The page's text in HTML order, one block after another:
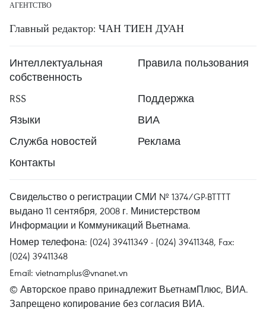
АГЕНТСТВО
Главный редактор: ЧАН ТИЕН ДУАН
Интеллектуальная
собственность
Правила пользования
RSS
Поддержка
Языки
ВИА
Служба новостей
Реклама
Контакты
Свидельство о регистрации СМИ № 1374/GP-BTTTT
выдано 11 сентября, 2008 г. Министерством
Информации и Коммуникаций Вьетнама.
Номер телефона: (024) 39411349 - (024) 39411348, Fax:
(024) 39411348
Email: vietnamplus@vnanet.vn
© Авторское право принадлежит ВьетнамПлюс, ВИА.
Запрещено копирование без согласия ВИА.